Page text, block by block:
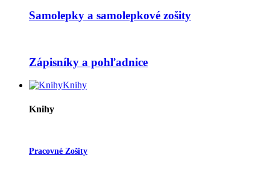
Samolepky a samolepkové zošity
Zápisníky a pohľadnice
Knihy
Knihy
Pracovné Zošity